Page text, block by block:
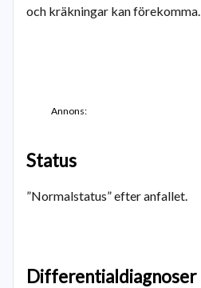
och kräkningar kan förekomma.
Annons:
Status
”Normalstatus” efter anfallet.
Differentialdiagnoser